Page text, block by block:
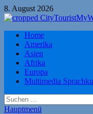
Zum
Inhalt
8. August 2026
Citytourist Reise Tipps
Urlaub, Ferien, Flüge,
Home
Amerika
Asien
Afrika
Europa
Multimedia
Suchen
nach:
Hauptmenü